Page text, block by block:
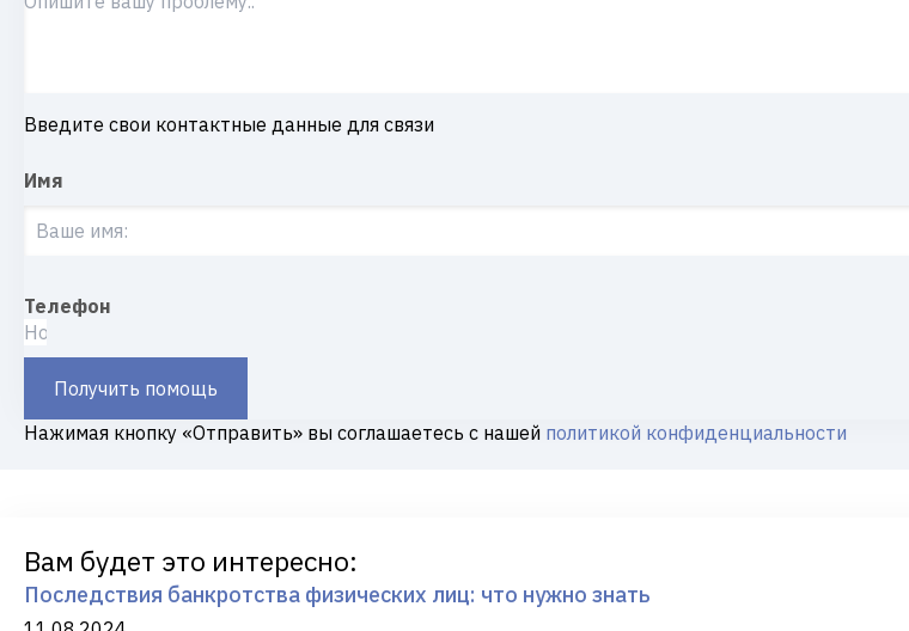
Введите свои контактные данные для связи
Имя
Телефон
Получить помощь
Нажимая кнопку «Отправить» вы соглашаетесь с нашей политикой конфиденциальности
Вам будет это интересно:
Последствия банкротства физических лиц: что нужно знать